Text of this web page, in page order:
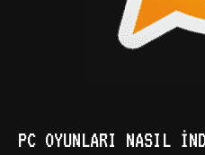
PC OYUNLARI NASIL